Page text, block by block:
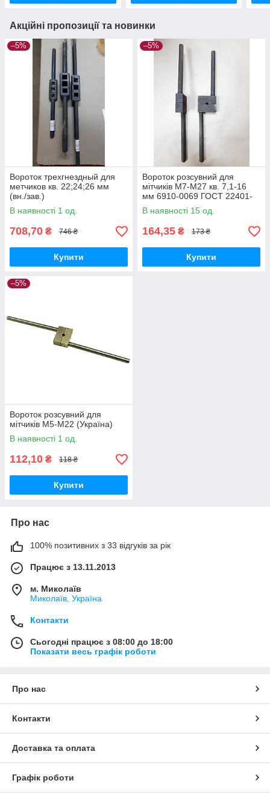
Акційні пропозиції та новинки
–5%
Вороток трехгнездный для
метчиков кв. 22;24;26 мм
(вн./зав.)
В наявності 1 од.
708,70 ₴ 746 ₴
Купити
–5%
Вороток розсувний для
мітчиків М7-М27 кв. 7,1-16
мм 6910-0069 ГОСТ 22401-
83 (СРСР)
В наявності 15 од.
164,35 ₴ 173 ₴
Купити
–5%
Вороток розсувний для
мітчиків М5-М22 (Україна)
В наявності 1 од.
112,10 ₴ 118 ₴
Купити
Про нас
100% позитивних з 33 відгуків за рік
Працює з 13.11.2013
м. Миколаїв
Миколаїв, Україна
Контакти
Сьогодні працює з 08:00 до 18:00
Показати весь графік роботи
Про нас
Контакти
Доставка та оплата
Графік роботи